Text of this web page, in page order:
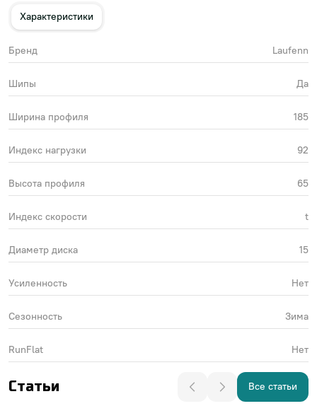
Характеристики
Бренд Laufenn
Шипы Да
Ширина профиля 185
Индекс нагрузки 92
Высота профиля 65
Индекс скорости t
Диаметр диска 15
Усиленность Нет
Сезонность Зима
RunFlat Нет
Статьи Все статьи